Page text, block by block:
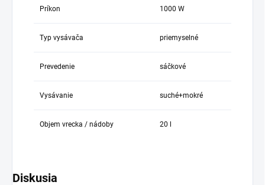
Príkon 1000 W
Typ vysávača priemyselné
Prevedenie sáčkové
Vysávanie suché+mokré
Objem vrecka / nádoby 20 l
Diskusia